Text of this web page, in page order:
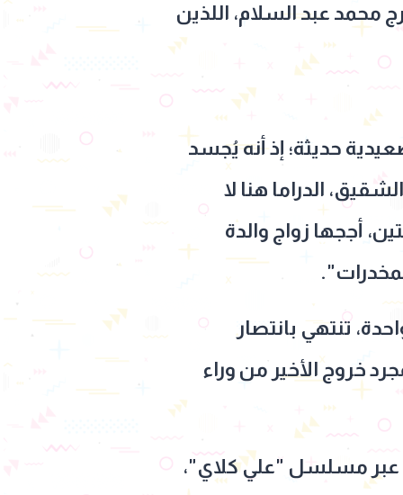
محمد عبد السلام، اللذين
حديثة؛ إذ أنه يُجسد
الدراما هنا لا
أججها زواج والدة
تنتهي بانتصار
خروج الأخير من وراء
عبر مسلسل "علي كلاي"،